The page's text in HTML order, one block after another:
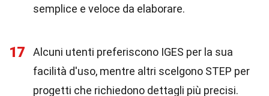
semplice e veloce da elaborare.
17
Alcuni utenti preferiscono IGES per la sua
facilità d'uso, mentre altri scelgono STEP per
progetti che richiedono dettagli più precisi.